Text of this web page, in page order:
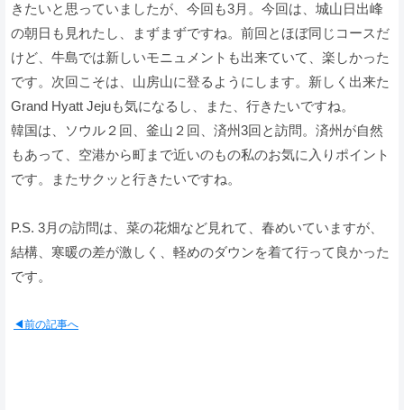
きたいと思っていましたが、今回も3月。今回は、城山日出峰
の朝日も見れたし、まずまずですね。前回とほぼ同じコースだ
けど、牛島では新しいモニュメントも出来ていて、楽しかった
です。次回こそは、山房山に登るようにします。新しく出来た
Grand Hyatt Jejuも気になるし、また、行きたいですね。
韓国は、ソウル２回、釜山２回、済州3回と訪問。済州が自然
もあって、空港から町まで近いのもの私のお気に入りポイント
です。またサクッと行きたいですね。
P.S. 3月の訪問は、菜の花畑など見れて、春めいていますが、
結構、寒暖の差が激しく、軽めのダウンを着て行って良かった
です。
◀前の記事へ